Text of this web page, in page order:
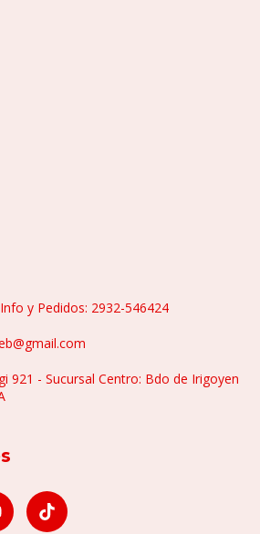
y Pedidos: 2932-546424
921 - Sucursal Centro: Bdo de Irigoyen